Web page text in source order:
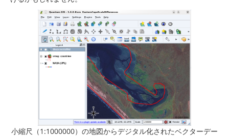
小縮尺（1:1000000）の地図からデジタル化されたベクターデー